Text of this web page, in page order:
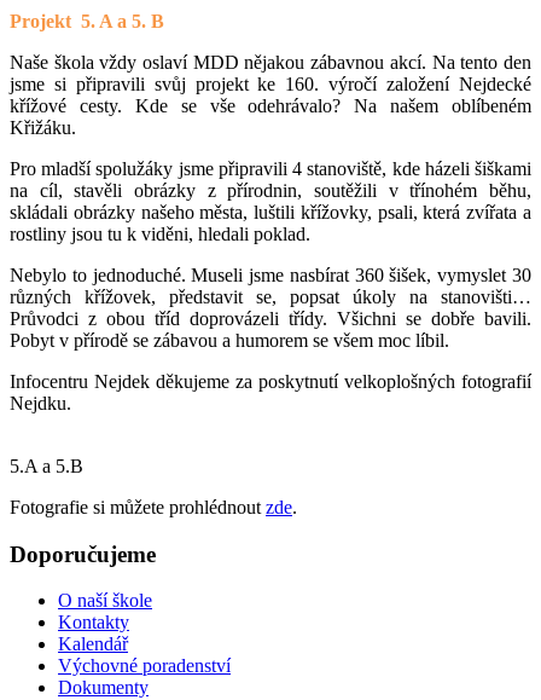
Projekt 5. A a 5. B
Naše škola vždy oslaví MDD nějakou zábavnou akcí. Na tento den
jsme si připravili svůj projekt ke 160. výročí založení Nejdecké
křížové cesty. Kde se vše odehrávalo? Na našem oblíbeném
Křižáku.
Pro mladší spolužáky jsme připravili 4 stanoviště, kde házeli šiškami
na cíl, stavěli obrázky z přírodnin, soutěžili v třínohém běhu,
skládali obrázky našeho města, luštili křížovky, psali, která zvířata a
rostliny jsou tu k viděni, hledali poklad.
Nebylo to jednoduché. Museli jsme nasbírat 360 šišek, vymyslet 30
různých křížovek, představit se, popsat úkoly na stanovišti…
Průvodci z obou tříd doprovázeli třídy. Všichni se dobře bavili.
Pobyt v přírodě se zábavou a humorem se všem moc líbil.
Infocentru Nejdek děkujeme za poskytnutí velkoplošných fotografií
Nejdku.
5.A a 5.B
Fotografie si můžete prohlédnout zde.
Doporučujeme
O naší škole
Kontakty
Kalendář
Výchovné poradenství
Dokumenty